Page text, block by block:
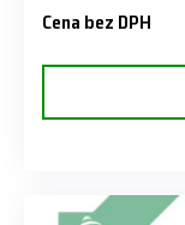
Cena bez DPH